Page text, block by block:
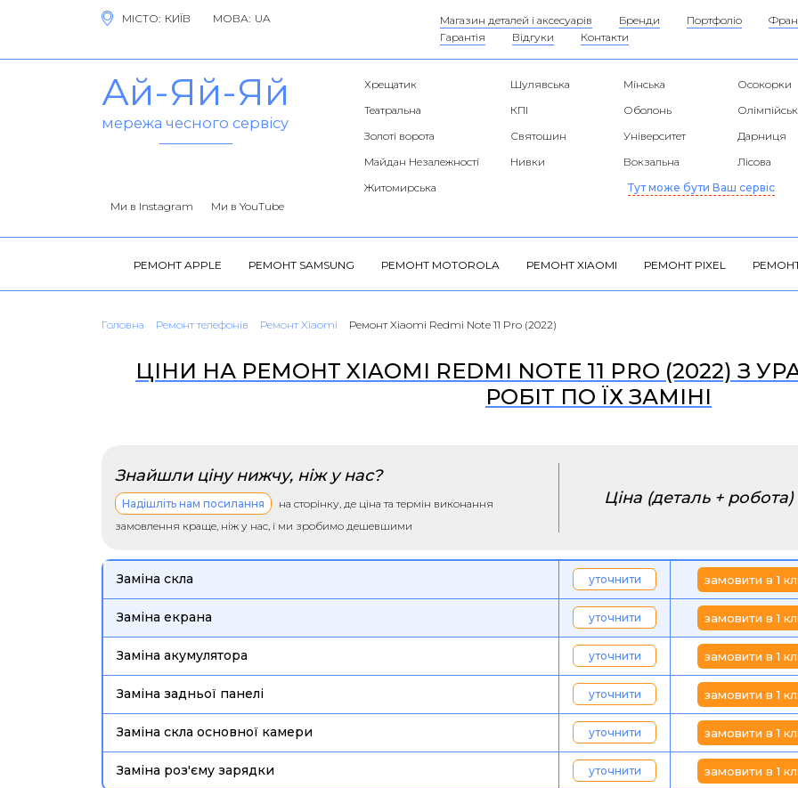
МІСТО: МОВА: Магазин деталей і аксесуарів Бренди Портфоліо
Гарантія
Відгуки Контакти
Ай-Яй-Яй
мережа чесного сервісу
Ми в Instagram Ми в YouTube
Хрещатик Шулявська Мінська
Осокорки
Театральна
КПІ Оболонь
Золоті ворота
Святошин Університет
Дарниця
Майдан Незалежності
Нивки Вокзальна
Лісова
Житомирська
Тут може бути Ваш сервіс
РЕМОНТ APPLE РЕМОНТ SAMSUNG РЕМОНТ MOTOROLA РЕМОНТ XIAOMI РЕМОНТ PIXEL
Головна Ремонт телефонів Ремонт Xiaomi Ремонт Xiaomi Redmi Note 11 Pro (2022)
ЦІНИ НА РЕМОНТ XIAOMI REDMI NOTE 11 PRO (2022) З
РОБІТ ПО ЇХ ЗАМІНІ
Знайшли ціну нижчу, ніж у нас?
Надішліть нам посилання
на сторінку, де ціна та термін виконання
замовлення краще, ніж у нас, і ми зробимо дешевшими
Ціна (деталь + робота)
Заміна скла уточнити замовити в 1
Заміна екрана уточнити замовити в 1
Заміна акумулятора уточнити замовити в 1
Заміна задньої панелі уточнити замовити в 1
Заміна скла основної камери уточнити замовити в 1
Заміна роз'єму зарядки уточнити замовити в 1